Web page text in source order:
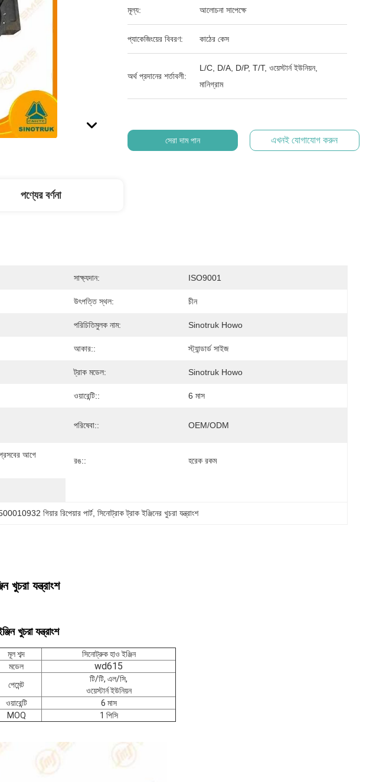
মূল্য: আলোচনা সাপেক্ষে
প্যাকেজিংয়ের বিবরণ: কাঠের কেস
অর্থ প্রদানের শর্তাবলী:
L/C, D/A, D/P, T/T, ওয়েস্টার্ন ইউনিয়ন,
মানিগ্রাম
সেরা দাম পান এখনই যোগাযোগ করুন
পণ্যের বর্ণনা
সাক্ষ্যদান: ISO9001
উৎপত্তি স্থল: চীন
পরিচিতিমুলক নাম: Sinotruk Howo
আকার:: স্ট্যান্ডার্ড সাইজ
ট্রাক মডেল: Sinotruk Howo
ওয়ারেন্টি:: 6 মাস
পরিষেবা:: OEM/ODM
আগে
রঙ:: হরেক রকম
গিয়ার রিপেয়ার পার্ট, সিনোট্রাক ট্রাক ইঞ্জিনের খুচরা যন্ত্রাংশ
যন্ত্রাংশ
খুচরা যন্ত্রাংশ
মূল শব্দ
সিনোট্রুক হাও ইঞ্জিন
মডেল wd615
পেমেন্ট
টি/টি, এল/সি,
ওয়েস্টার্ন ইউনিয়ন
ওয়ারেন্টি
6 মাস
MOQ 1 পিসি